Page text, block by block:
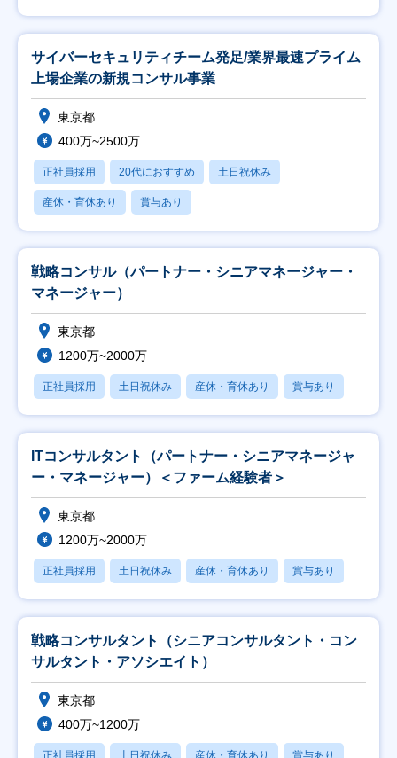
サイバーセキュリティチーム発足/業界最速プライム
上場企業の新規コンサル事業
東京都
400万~2500万
正社員採用 20代におすすめ 土日祝休み
産休・育休あり 賞与あり
戦略コンサル（パートナー・シニアマネージャー・
マネージャー）
東京都
1200万~2000万
正社員採用 土日祝休み 産休・育休あり 賞与あり
ITコンサルタント（パートナー・シニアマネージャ
ー・マネージャー）＜ファーム経験者＞
東京都
1200万~2000万
正社員採用 土日祝休み 産休・育休あり 賞与あり
戦略コンサルタント（シニアコンサルタント・コン
サルタント・アソシエイト）
東京都
400万~1200万
正社員採用 土日祝休み 産休・育休あり 賞与あり